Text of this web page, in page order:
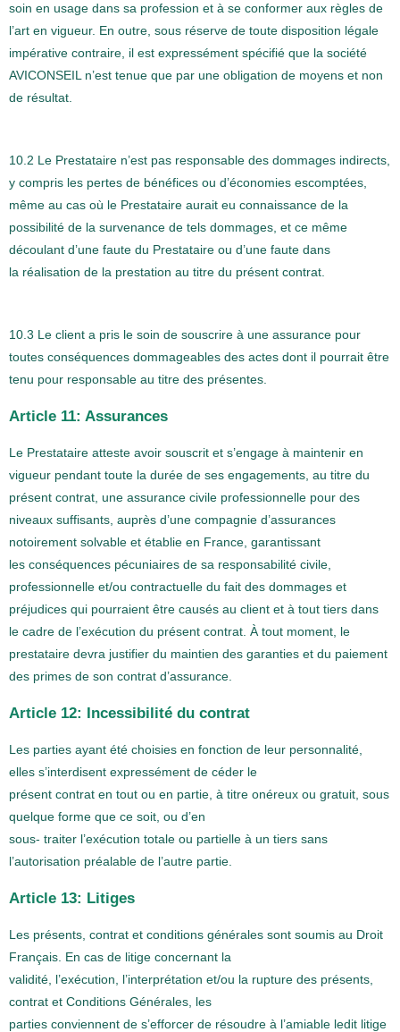
soin en usage dans sa profession et à se conformer aux règles de
l’art en vigueur. En outre, sous réserve de toute disposition légale
impérative contraire, il est expressément spécifié que la société
AVICONSEIL n’est tenue que par une obligation de moyens et non
de résultat.
10.2 Le Prestataire n’est pas responsable des dommages indirects,
y compris les pertes de bénéfices ou d’économies escomptées,
même au cas où le Prestataire aurait eu connaissance de la
possibilité de la survenance de tels dommages, et ce même
découlant d’une faute du Prestataire ou d’une faute dans
la réalisation de la prestation au titre du présent contrat.
10.3 Le client a pris le soin de souscrire à une assurance pour
toutes conséquences dommageables des actes dont il pourrait être
tenu pour responsable au titre des présentes.
Article 11: Assurances
Le Prestataire atteste avoir souscrit et s’engage à maintenir en
vigueur pendant toute la durée de ses engagements, au titre du
présent contrat, une assurance civile professionnelle pour des
niveaux suffisants, auprès d’une compagnie d’assurances
notoirement solvable et établie en France, garantissant
les conséquences pécuniaires de sa responsabilité civile,
professionnelle et/ou contractuelle du fait des dommages et
préjudices qui pourraient être causés au client et à tout tiers dans
le cadre de l’exécution du présent contrat. À tout moment, le
prestataire devra justifier du maintien des garanties et du paiement
des primes de son contrat d’assurance.
Article 12: Incessibilité du contrat
Les parties ayant été choisies en fonction de leur personnalité,
elles s’interdisent expressément de céder le
présent contrat en tout ou en partie, à titre onéreux ou gratuit, sous
quelque forme que ce soit, ou d’en
sous- traiter l’exécution totale ou partielle à un tiers sans
l’autorisation préalable de l’autre partie.
Article 13: Litiges
Les présents, contrat et conditions générales sont soumis au Droit
Français. En cas de litige concernant la
validité, l’exécution, l’interprétation et/ou la rupture des présents,
contrat et Conditions Générales, les
parties conviennent de s’efforcer de résoudre à l’amiable ledit litige